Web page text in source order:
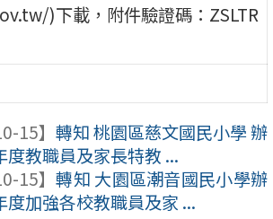
)下載，附件驗證碼：ZSLTR
15】 轉知 桃園區慈文國民小學 辦
教職員及家長特教 ...
15】 轉知 大園區潮音國民小學辦
加強各校教職員及家 ...